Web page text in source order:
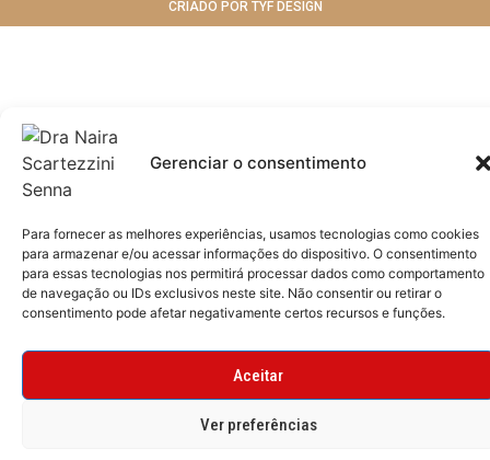
Gerenciar o consentimento
Para fornecer as melhores experiências, usamos tecnologias como cookies
para armazenar e/ou acessar informações do dispositivo. O consentimento
para essas tecnologias nos permitirá processar dados como comportamento
de navegação ou IDs exclusivos neste site. Não consentir ou retirar o
consentimento pode afetar negativamente certos recursos e funções.
Aceitar
Ver preferências
CRIADO POR TYF DESIGN